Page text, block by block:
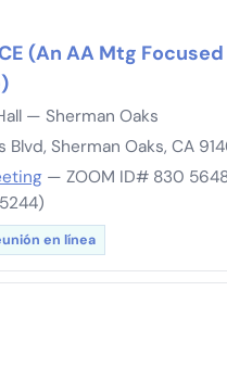
(An AA Mtg
— Sherman Oaks
Blvd, Sherman Oaks, CA
— ZOOM ID# 830
en línea